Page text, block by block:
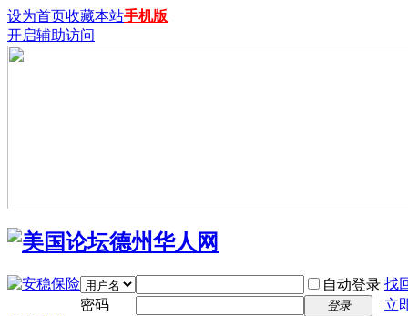
设为首页收藏本站手机版
开启辅助访问
自动登录 找
密码
登录
立